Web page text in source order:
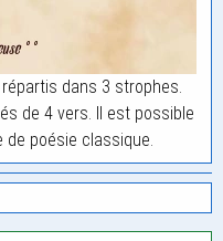
dans 3 strophes.
de 4 vers. Il est possible
poésie classique.